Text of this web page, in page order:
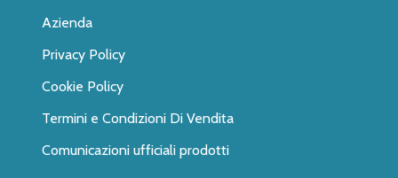
Azienda
Privacy Policy
Cookie Policy
Termini e Condizioni Di Vendita
Comunicazioni ufficiali prodotti